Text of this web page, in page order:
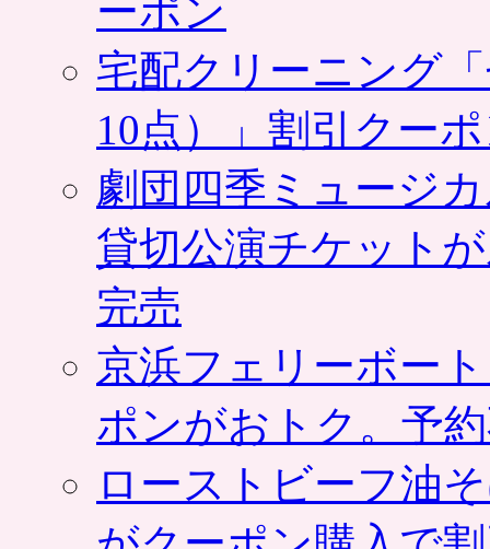
ーポン
宅配クリーニング
10点）」割引クー
劇団四季ミュージ
貸切公演チケット
完売
京浜フェリーボー
ポンがおトク。予
ローストビーフ油